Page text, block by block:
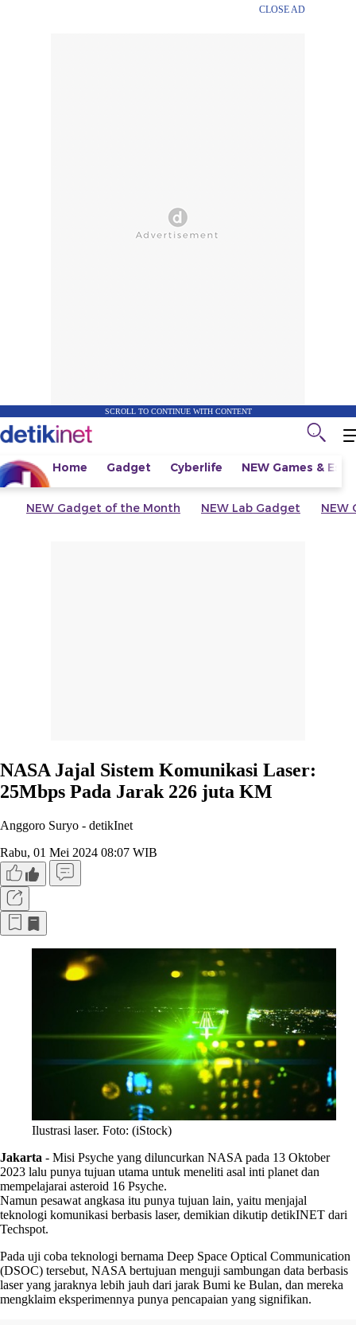
CLOSE AD
SCROLL TO CONTINUE WITH CONTENT
Home Gadget Cyberlife NEW Games &
NEW Gadget of the Month NEW Lab Gadget NEW
NASA Jajal Sistem Komunikasi Laser:
25Mbps Pada Jarak 226 juta KM
Anggoro Suryo - detikInet
Rabu, 01 Mei 2024 08:07 WIB
Ilustrasi laser. Foto: (iStock)
Jakarta - Misi Psyche yang diluncurkan NASA pada 13 Oktober
2023 lalu punya tujuan utama untuk meneliti asal inti planet dan
mempelajarai asteroid 16 Psyche.
Namun pesawat angkasa itu punya tujuan lain, yaitu menjajal
teknologi komunikasi berbasis laser, demikian dikutip detikINET dari
Techspot.
Pada uji coba teknologi bernama Deep Space Optical Communication
(DSOC) tersebut, NASA bertujuan menguji sambungan data berbasis
laser yang jaraknya lebih jauh dari jarak Bumi ke Bulan, dan mereka
mengklaim eksperimennya punya pencapaian yang signifikan.